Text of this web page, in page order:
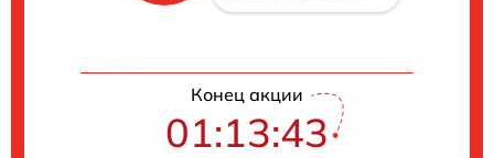
Конец акции
01:13:42